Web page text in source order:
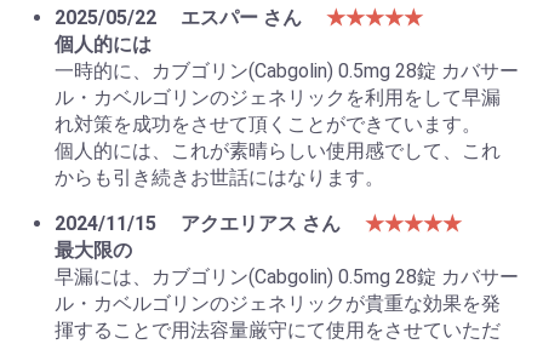
2025/05/22
エスパー さん
★★★★★
個人的には
一時的に、カブゴリン(Cabgolin) 0.5mg 28錠 カバサー
ル・カベルゴリンのジェネリックを利用をして早漏
れ対策を成功をさせて頂くことができています。
個人的には、これが素晴らしい使用感でして、これ
からも引き続きお世話にはなります。
2024/11/15
アクエリアス さん
★★★★★
最大限の
早漏には、カブゴリン(Cabgolin) 0.5mg 28錠 カバサー
ル・カベルゴリンのジェネリックが貴重な効果を発
揮することで用法容量厳守にて使用をさせていただ